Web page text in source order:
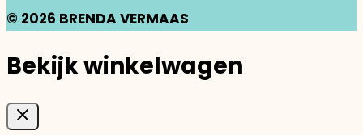
© 2026 BRENDA VERMAAS
Bekijk winkelwagen